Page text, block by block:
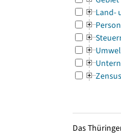
Land-
Zensus
Das